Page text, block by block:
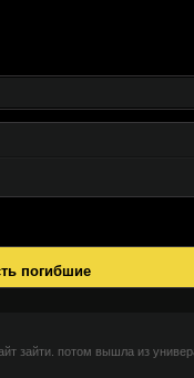
погибшие
зайти. потом вышла из